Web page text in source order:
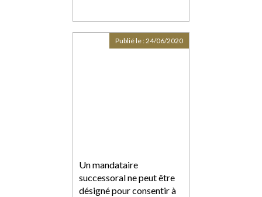
Un mandataire
successoral ne peut être
désigné pour consentir à
Publié le :24/06/2020